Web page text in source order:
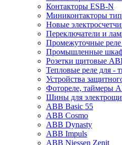
Контакторы ESB-N
Миниконтакторы
Новые
Переключатели и
Промежуточные
Промышленные
Розетки щитовые
Тепловые реле для -
Устройства
Фотореле, таймеры
Шины для
ABB Basic 55
ABB Cosmo
ABB Dynasty
ABB Impuls
ABB Niessen Zenit